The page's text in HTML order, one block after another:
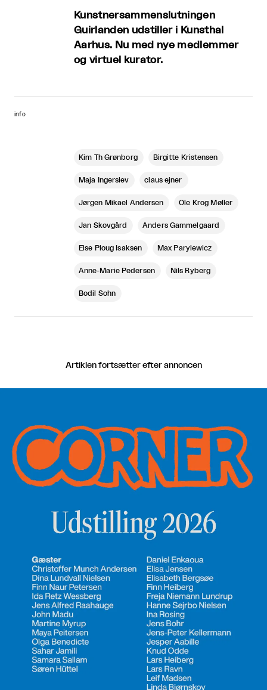
Kunstnersammenslutningen
Guirlanden udstiller i Kunsthal
Aarhus. Nu med nye medlemmer
og virtuel kurator.
info
Kim Th Grønborg Birgitte Kristensen
Maja Ingerslev claus ejner
Jørgen Mikael Andersen Ole Krog Møller
Jan Skovgård Anders Gammelgaard
Else Ploug Isaksen Max Parylewicz
Anne-Marie Pedersen Nils Ryberg
Bodil Sohn
Artiklen fortsætter efter annoncen